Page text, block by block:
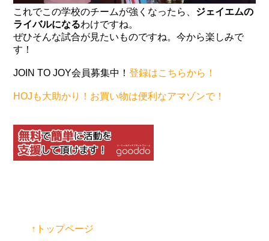
これでこの学校のチームが強くなったら、 ジェイエムの
ライバルになるわけですね。
ぜひそんな試合が見たいものですね。今から楽しみで
す！
JOIN TO JOY会員募集中！登録はこちらから！
HOJも大助かり！お買い物は便利なアマゾンで！
↑トップページ